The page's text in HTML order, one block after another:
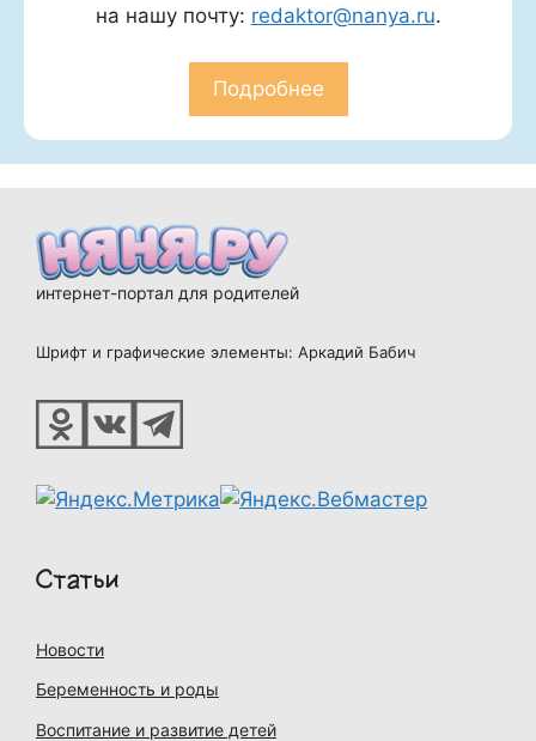
на нашу почту: redaktor@nanya.ru.
Подробнее
интернет-портал для родителей
Шрифт и графические элементы: Аркадий Бабич
Статьи
Новости
Беременность и роды
Воспитание и развитие детей